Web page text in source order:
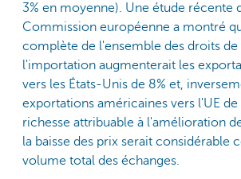
3% en moyenne). Une étude récente
Commission européenne a montré
complète de l'ensemble des droits de
l'importation augmenterait les
vers les États-Unis de 8% et,
exportations américaines vers l'UE de
richesse attribuable à l'amélioration
la baisse des prix serait considérable
volume total des échanges.